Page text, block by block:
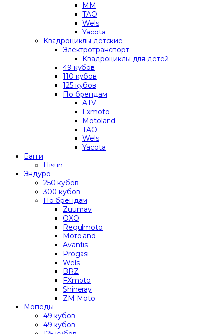
MM
TAO
Wels
Yacota
Квадроциклы детские
Электротранспорт
Квадроциклы для детей
49 кубов
110 кубов
125 кубов
По брендам
ATV
Fxmoto
Motoland
TAO
Wels
Yacota
Багги
Hisun
Эндуро
250 кубов
300 кубов
По брендам
Zuumav
OXO
Regulmoto
Motoland
Avantis
Progasi
Wels
BRZ
FXmoto
Shineray
ZM Moto
Мопеды
49 кубов
49 кубов